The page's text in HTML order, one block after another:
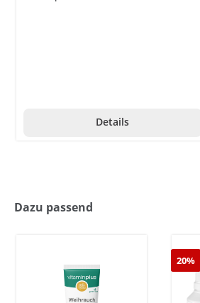
Details
Dazu passend
20%